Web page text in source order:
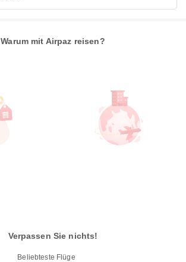
Warum mit Airpaz reisen?
Verpassen Sie nichts!
Beliebteste Flüge